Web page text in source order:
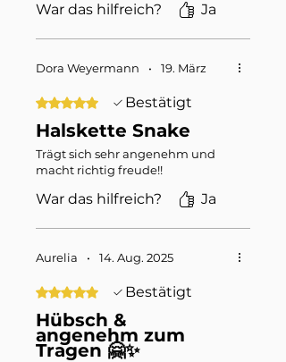
War das hilfreich? Ja
Dora Weyermann • 19. März
Mit 5 von 5 Sternen bewertet.
Bestätigt
Halskette Snake
Trägt sich sehr angenehm und
macht richtig freude!!
War das hilfreich? Ja
Aurelia • 14. Aug. 2025
Mit 5 von 5 Sternen bewertet.
Bestätigt
Hübsch &
angenehm zum
Tragen 🤗✨